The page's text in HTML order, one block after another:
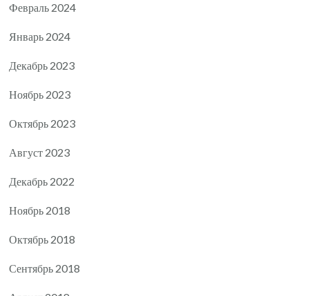
Февраль 2024
Январь 2024
Декабрь 2023
Ноябрь 2023
Октябрь 2023
Август 2023
Декабрь 2022
Ноябрь 2018
Октябрь 2018
Сентябрь 2018